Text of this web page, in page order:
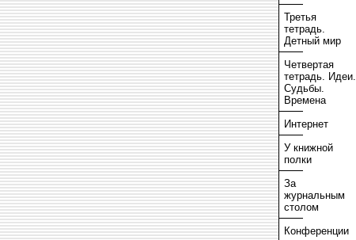
Третья
тетрадь.
Детный мир
Четвертая
тетрадь. Идеи.
Судьбы.
Времена
Интернет
У книжной
полки
За
журнальным
столом
Конференции